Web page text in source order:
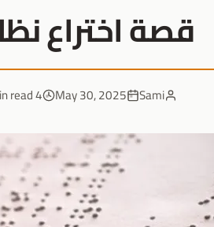
قصة اختراع
Sami
May 30, 2025
4 min read